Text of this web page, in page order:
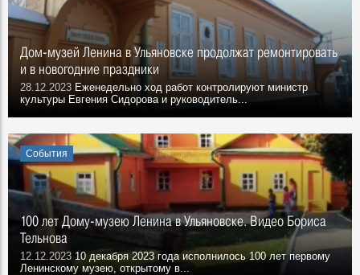
Дом-музей Ленина в Ульяновске продолжат ремонтировать
и в новогодние праздники
28.12.2023 Еженедельно ход работ контролируют министр
культуры Евгения Сидорова и руководитель...
События
100 лет Дому-музею Ленина в Ульяновске. Видео Бориса
Тельнова
12.12.2023 10 декабря 2023 года исполнилось 100 лет первому
Ленинскому музею, открытому в...